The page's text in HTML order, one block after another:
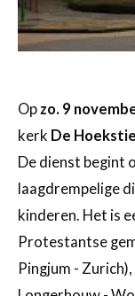
Op zo. 9
kerk De
De dienst begint
laagdrempelige
kinderen. Het is
Protestantse
Pingjum -